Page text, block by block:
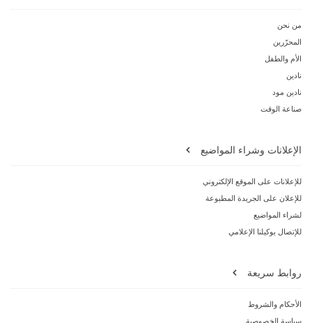
من نحن
المحرّرين
الأم والطفل
نادين
نادين مود
صناعة الوقت
الإعلانات وشراء المواضيع
للإعلانات على الموقع الإلكتروني
للإعلان على الجريدة المطبوعة
لشراء المواضيع
للإتصال بوكيلنا الإعلامي
روابط سريعة
الأحكام والشروط
سياسة الخصوصية